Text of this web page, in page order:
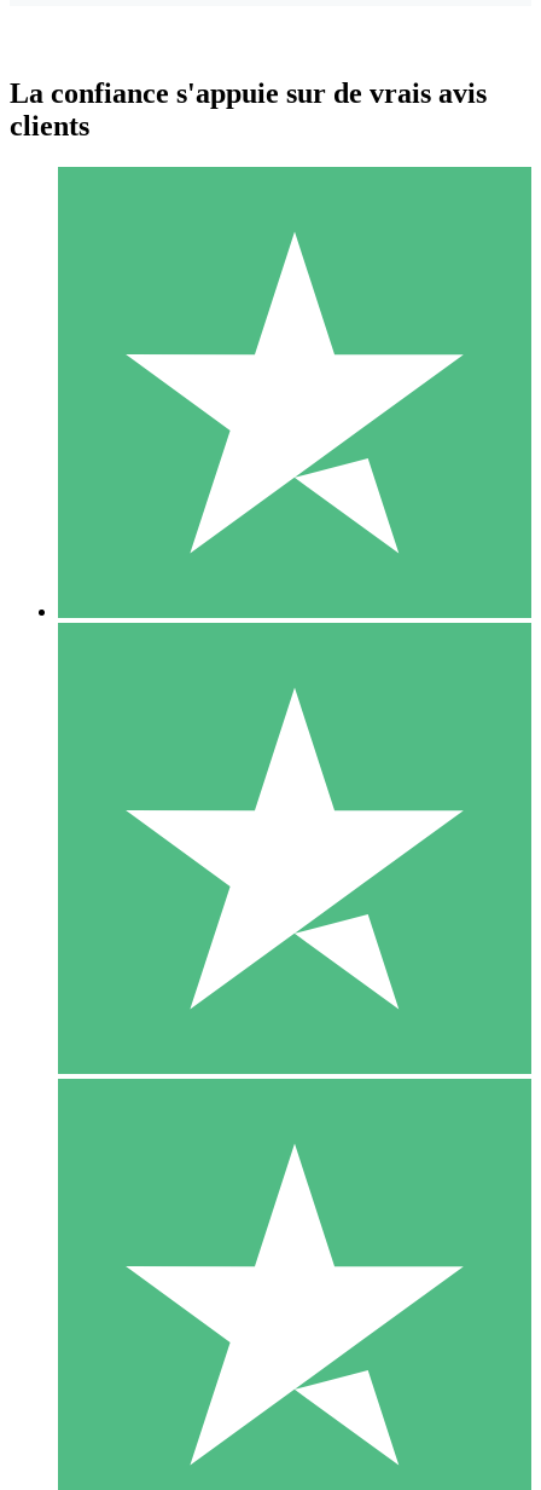
Packs de Crédits Individuels
Payez à l'utilisation avec des crédits de téléchargement. Sans
1 Téléchargement
10 00
10 Téléchargements
20 00
La confiance s'appuie sur de vrais avis
clients